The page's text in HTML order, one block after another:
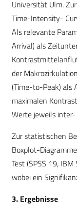
Universität Ulm.
Time-Intensity-
Als relevante
Arrival) als
der
(Time-to-Peak) als
maximalen
Werte jeweils
Zur statistischen
Boxplot-
Test (SPSS 19, IBM
wobei ein
3. Ergebnisse